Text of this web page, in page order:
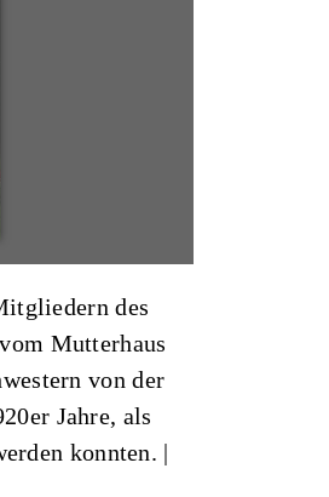
des
Mutterhaus
von der
Jahre, als
konnten. |